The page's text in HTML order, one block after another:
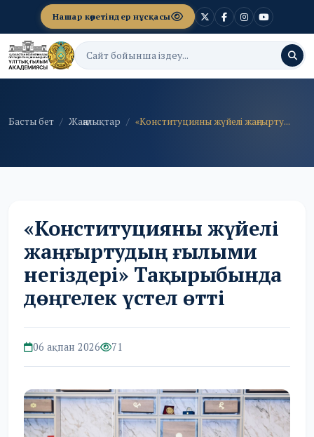
Нашар көретіндер нұсқасы
Басты бет Жаңалықтар «Конституцияны жүйелі жаңғырту...
«Конституцияны жүйелі
жаңғыртудың ғылыми
негіздері» Тақырыбында
дөңгелек үстел өтті
06 ақпан 2026 71